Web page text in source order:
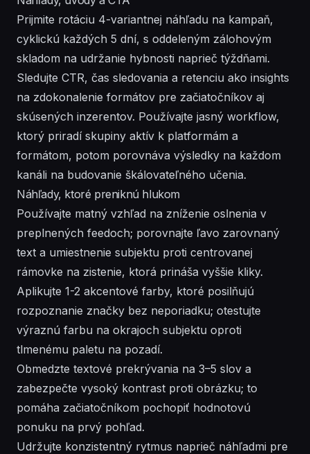
Prijmite rotáciu 4-variantnej náhľadu na kampaň,
cyklickú každých 5 dní, s oddeleným zálohovým
skladom na udržanie hybnosti naprieč týždňami.
Sledujte CTR, čas sledovania a retenciu ako insights
na zdokonalenie formátov pre začiatočníkov aj
skúsených inzerentov. Používajte jasný workflow,
ktorý priradí skupiny aktív k platformám a
formátom, potom porovnáva výsledky na každom
kanáli na budovanie škálovateľného učenia.
Náhľady, ktoré preniknú hlukom
Používajte matný vzhľad na zníženie oslnenia v
preplnených feedoch; porovnajte ľavo zarovnaný
text a umiestnenie subjektu proti centrovanej
rámovke na zistenie, ktorá prináša vyššie kliky.
Aplikujte 1-2 akcentové farby, ktoré posilňujú
rozpoznanie značky bez neporiadku; otestujte
výraznú farbu na okrajoch subjektu oproti
tlmenému paletu na pozadí.
Obmedzte textové prekrývania na 3–5 slov a
zabezpečte vysoký kontrast proti obrázku; to
pomáha začiatočníkom pochopiť hodnotovú
ponuku na prvý pohľad.
Udržujte konzistentný rytmus naprieč náhľadmi pre